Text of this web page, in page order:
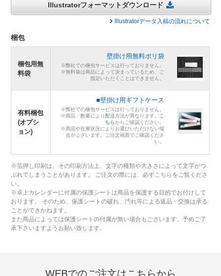
Illustratorフォーマットダウンロード
Illustratorデータ入稿の流れについて
梱包
梱包用無
料袋
壁掛け用無料ポリ袋
※弊社での梱包サービスは行っておりません。
※無料袋は商品によって決まっているため、ご
指定いただくことはできません。
有料梱包
(オプシ
ョン)
■壁掛け用ギフトケース
※弊社での梱包サービスは行っておりません。
※商品・数量により配送方法が異なります。 こ
ちらからご確認ください。
※商品や在庫状況によりお選びいただけない場
合がございます。ご注文画面でご確認くださ
い。
※箔押し印刷は、その印刷方法上、文字の種類や大きさによって文字がつ
ぶれてしまうことがあります。 ご注文の際には、必ずこちらをご覧くださ
い。
※卓上カレンダーに付属の保護シートは商品を保護する目的でお付けして
おります。 そのため、保護シートの破れ、汚れ等による返品・交換は承る
ことができかねます。
また商品によっては保護シートの付属が無い場合もございます。予めご了
承下さいますようお願い致します。
WEBでのご注文はこちらから